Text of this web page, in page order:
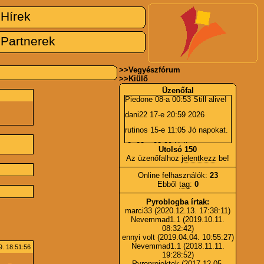
Hírek
Partnerek
18:51:56
>>Vegyészfórum
>> Kiülő
Üzenőfal
Piedone08-a 00:53 Still alive!
dani2217-e 20:59 2026
rutinos 15-e 11:05 Jó napokat.
r8r23-a 23:30 Hall
Piedone06-a 15:36 BÚÉK!
01-e 21:44 Boldog Új Évet!
johncutter24-e 05:28 -?*!
johncutter24-e 05:27 És
tényleg?
23-a 23:11 Újra online
:).
07-e 08:49 Kérdezni,
segítséget kérni pyro témában
Utolsó 150
Az üzenőfalhoz jelentkezz be!
Online felhasználók: 23
Ebből tag: 0
Pyroblogba írtak:
marci33 (2020.12.13. 17:38:11)
Nevemmad1.1 (2019.10.11.
08:32:42)
ennyi volt (2019.04.04. 10:55:27)
Nevemmad1.1 (2018.11.11.
19:28:52)